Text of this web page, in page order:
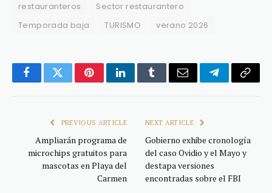
restauranteros
Sector restaurantero
Temporada baja
TURISMO verano 2026
FacebookTwitterPinterestLinkedInTumblrEmail TelegramCopy
PREVIOUS ARTICLE
Ampliarán programa de
microchips gratuitos para
mascotas en Playa del
Carmen
NEXT ARTICLE
Gobierno exhibe cronología
del caso Ovidio y el Mayo y
destapa versiones
encontradas sobre el FBI